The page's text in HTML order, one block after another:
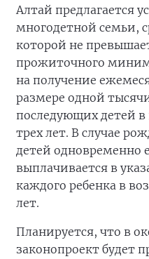
Алтай предлагается
многодетной семьи,
которой не
прожиточного
на получение
размере одной
последующих детей в
трех лет. В случае
детей одновременно
выплачивается в
каждого ребенка в
лет.
Планируется, что в
законопроект будет